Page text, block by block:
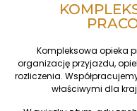
Kompleksowa opieka
organizację przyjazdu,
rozliczenia.
właściwymi dla